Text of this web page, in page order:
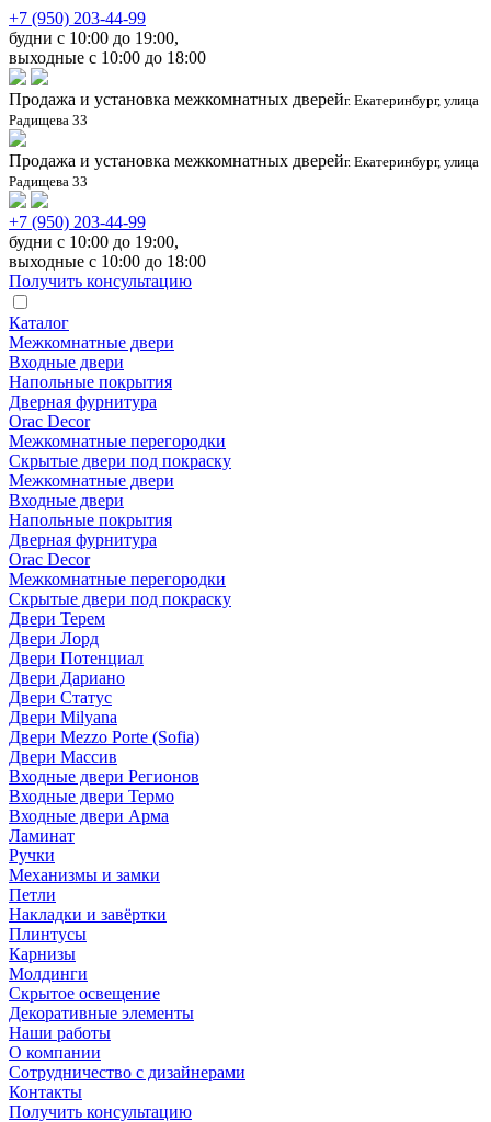
+7 (950) 203-44-99
будни с 10:00 до 19:00,
выходные с 10:00 до 18:00
Продажа и установка межкомнатных дверейг. Екатеринбург, улица
Радищева 33
Продажа и установка межкомнатных дверейг. Екатеринбург, улица
Радищева 33
+7 (950) 203-44-99
будни с 10:00 до 19:00,
выходные с 10:00 до 18:00
Получить консультацию
Каталог
Межкомнатные двери
Входные двери
Напольные покрытия
Дверная фурнитура
Orac Decor
Межкомнатные перегородки
Скрытые двери под покраскy
Межкомнатные двери
Входные двери
Напольные покрытия
Дверная фурнитура
Orac Decor
Межкомнатные перегородки
Скрытые двери под покраскy
Двери Терем
Двери Лорд
Двери Потенциал
Двери Дариано
Двери Статус
Двери Milyana
Двери Mezzo Porte (Sofia)
Двери Массив
Входные двери Регионов
Входные двери Термо
Входные двери Арма
Ламинат
Ручки
Механизмы и замки
Петли
Накладки и завёртки
Плинтусы
Карнизы
Молдинги
Скрытое освещение
Декоративные элементы
Наши работы
О компании
Сотрудничество с дизайнерами
Контакты
Получить консультацию